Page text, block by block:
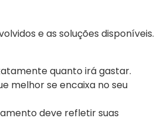
e as soluções disponíveis.
quanto irá gastar.
melhor se encaixa no seu
deve refletir suas